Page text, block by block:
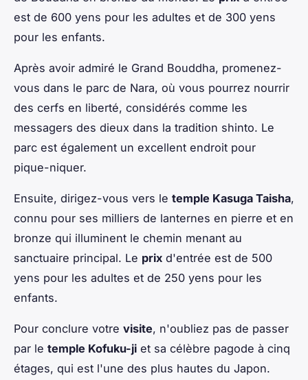
est de 600 yens pour les adultes et de 300 yens
pour les enfants.
Après avoir admiré le Grand Bouddha, promenez-
vous dans le parc de Nara, où vous pourrez nourrir
des cerfs en liberté, considérés comme les
messagers des dieux dans la tradition shinto. Le
parc est également un excellent endroit pour
pique-niquer.
Ensuite, dirigez-vous vers le temple Kasuga Taisha,
connu pour ses milliers de lanternes en pierre et en
bronze qui illuminent le chemin menant au
sanctuaire principal. Le prix d'entrée est de 500
yens pour les adultes et de 250 yens pour les
enfants.
Pour conclure votre visite, n'oubliez pas de passer
par le temple Kofuku-ji et sa célèbre pagode à cinq
étages, qui est l'une des plus hautes du Japon.